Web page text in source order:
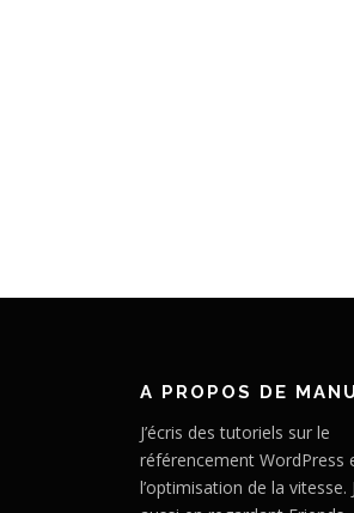
A PROPOS DE MANU
J’écris des tutoriels sur le
référencement WordPress
l’optimisation de la vitesse.